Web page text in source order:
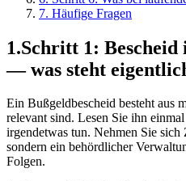
7. Häufige Fragen
1.Schritt 1: Bescheid
— was steht
Ein Bußgeldbescheid besteht aus
relevant sind. Lesen Sie ihn
irgendetwas tun. Nehmen Sie
sondern ein behördlicher
Folgen.